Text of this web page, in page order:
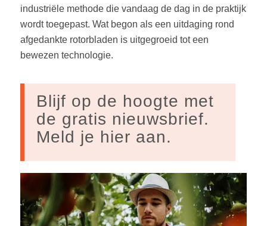
industriële methode die vandaag de dag in de praktijk
wordt toegepast. Wat begon als een uitdaging rond
afgedankte rotorbladen is uitgegroeid tot een
bewezen technologie.
Blijf op de hoogte met
de gratis nieuwsbrief.
Meld je hier aan.